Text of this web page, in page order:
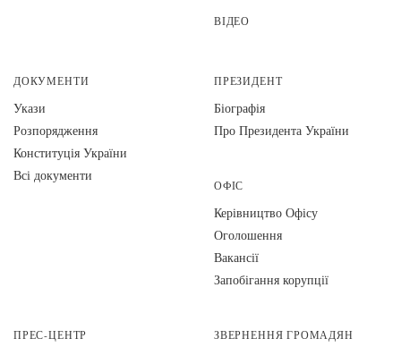
ВІДЕО
ДОКУМЕНТИ
Укази
Розпорядження
Конституція України
Всі документи
ПРЕЗИДЕНТ
Біографія
Про Президента України
ОФІС
Керівництво Офісу
Оголошення
Вакансії
Запобігання корупції
ПРЕС-ЦЕНТР ЗВЕРНЕННЯ ГРОМАДЯН